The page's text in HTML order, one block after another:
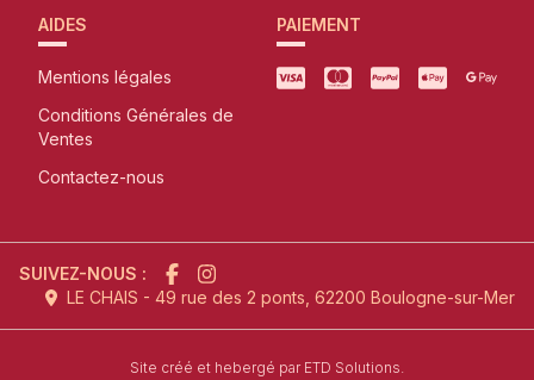
AIDES
Mentions légales
Conditions Générales de
Ventes
Contactez-nous
PAIEMENT
SUIVEZ-NOUS :
LE CHAIS - 49 rue des 2 ponts, 62200 Boulogne-sur-Mer
Site créé et hebergé parl'agence de création de site
ETD Solutions.